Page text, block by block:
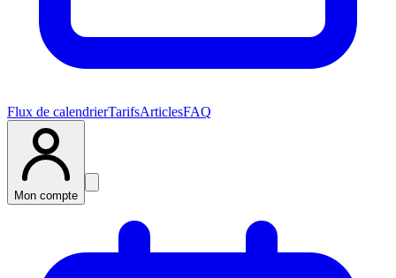
Flux de calendrierTarifsArticlesFAQ
Mon compte